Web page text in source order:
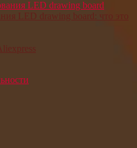
LED drawing board: что это